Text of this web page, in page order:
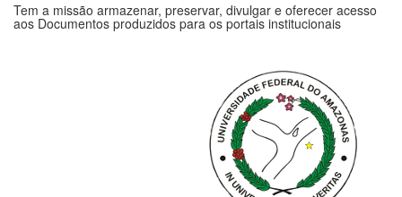
Tem a missão armazenar, preservar, divulgar e oferecer acesso
aos Documentos produzidos para os portais institucionais